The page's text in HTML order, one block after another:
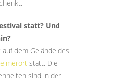
statt? Und
dem Gelände des
statt. Die
sind in der